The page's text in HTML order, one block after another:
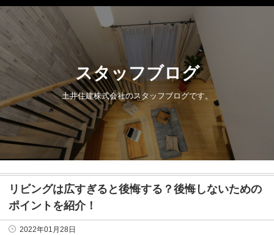
スタッフブログ
土井住建株式会社のスタッフブログです。
リビングは広すぎると後悔する？後悔しないための
ポイントを紹介！
2022年01月28日